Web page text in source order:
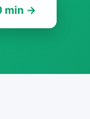
min →